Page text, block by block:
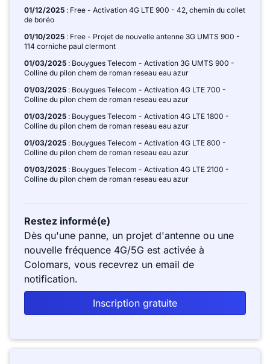
01/12/2025 : Free - Activation 4G LTE 900 - 42, chemin du collet
de boréo
01/10/2025 : Free - Projet de nouvelle antenne 3G UMTS 900 -
114 corniche paul clermont
01/03/2025 : Bouygues Telecom - Activation 3G UMTS 900 -
Colline du pilon chem de roman reseau eau azur
01/03/2025 : Bouygues Telecom - Activation 4G LTE 700 -
Colline du pilon chem de roman reseau eau azur
01/03/2025 : Bouygues Telecom - Activation 4G LTE 1800 -
Colline du pilon chem de roman reseau eau azur
01/03/2025 : Bouygues Telecom - Activation 4G LTE 800 -
Colline du pilon chem de roman reseau eau azur
01/03/2025 : Bouygues Telecom - Activation 4G LTE 2100 -
Colline du pilon chem de roman reseau eau azur
Restez informé(e)
Dès qu'une panne, un projet d'antenne ou une
nouvelle fréquence 4G/5G est activée à
Colomars, vous recevrez un email de
notification.
Inscription gratuite